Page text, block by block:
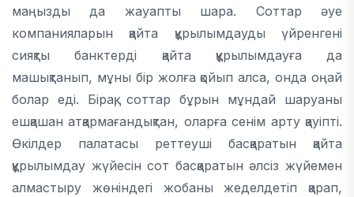
маңызды да жауапты шара. Соттар әуе
компанияларын қайта құрылымдауды үйренгені
сияқты банктерді қайта құрылымдауға да
машықтанып, мұны бір жолға қойып алса, онда оңай
болар еді. Бірақ, соттар бұрын мұндай шаруаны
ешқашан атқармағандықтан, оларға сенім арту қауіпті.
Өкілдер палатасы реттеуші басқаратын қайта
құрылымдау жүйесін сот басқаратын әлсіз жүйемен
алмастыру жөніндегі жобаны жеделдетіп қарап,